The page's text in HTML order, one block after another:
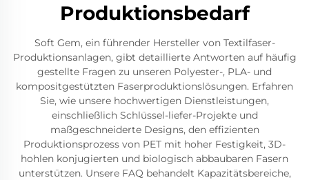
Produktionsbedarf
Soft Gem, ein führender Hersteller von Textilfaser-
Produktionsanlagen, gibt detaillierte Antworten auf häufig
gestellte Fragen zu unseren Polyester-, PLA- und
kompositgestützten Faserproduktionslösungen. Erfahren
Sie, wie unsere hochwertigen Dienstleistungen,
einschließlich Schlüssel-liefer-Projekte und
maßgeschneiderte Designs, den effizienten
Produktionsprozess von PET mit hoher Festigkeit, 3D-
hohlen konjugierten und biologisch abbaubaren Fasern
unterstützen. Unsere FAQ behandelt Kapazitätsbereiche,